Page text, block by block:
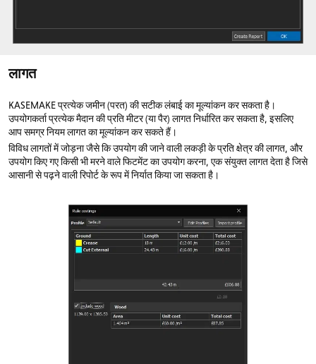
लागत
KASEMAKE प्रत्येक जमीन (परत) की सटीक लंबाई का मूल्यांकन कर सकता है।
उपयोगकर्ता प्रत्येक मैदान की प्रति मीटर (या पैर) लागत निर्धारित कर सकता है, इसलिए
आप समग्र नियम लागत का मूल्यांकन कर सकते हैं।
विविध लागतों में जोड़ना जैसे कि उपयोग की जाने वाली लकड़ी के प्रति क्षेत्र की लागत, और
उपयोग किए गए किसी भी मरने वाले फिटमेंट का उपयोग करना, एक संयुक्त लागत देता है जिसे
आसानी से पढ़ने वाली रिपोर्ट के रूप में निर्यात किया जा सकता है।